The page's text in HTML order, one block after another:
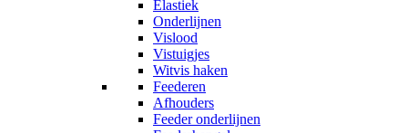
Elastiek
Onderlijnen
Vislood
Vistuigjes
Witvis haken
Feederen
Afhouders
Feeder onderlijnen